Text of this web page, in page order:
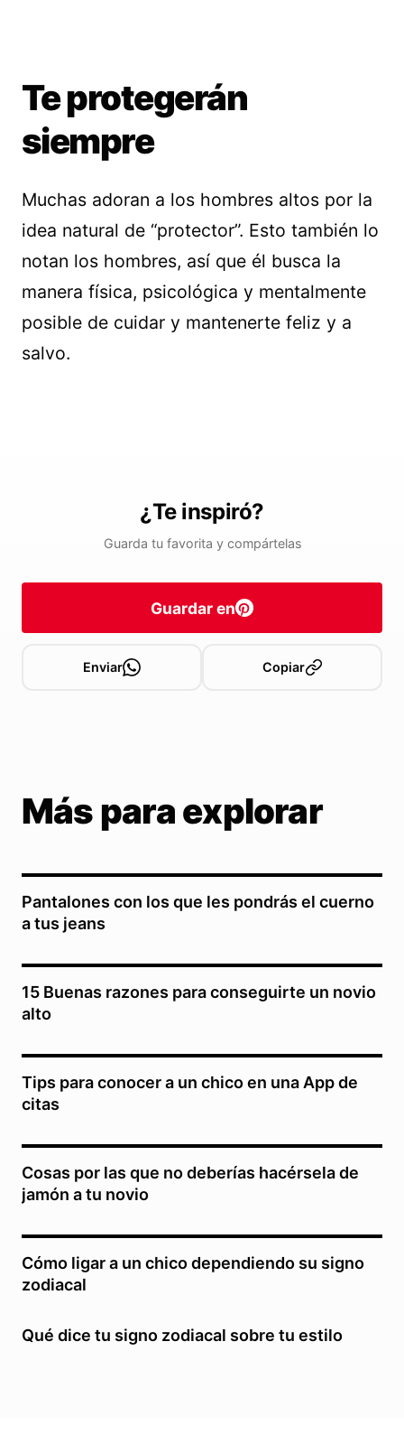
Te protegerán
siempre
Muchas adoran a los hombres altos por la
idea natural de “protector”. Esto también lo
notan los hombres, así que él busca la
manera física, psicológica y mentalmente
posible de cuidar y mantenerte feliz y a
salvo.
¿Te inspiró?
Guarda tu favorita y compártelas
Guardar en
Enviar Copiar
Más para explorar
Pantalones con los que les pondrás el cuerno
a tus jeans
15 Buenas razones para conseguirte un novio
alto
Tips para conocer a un chico en una App de
citas
Cosas por las que no deberías hacérsela de
jamón a tu novio
Cómo ligar a un chico dependiendo su signo
zodiacal
Qué dice tu signo zodiacal sobre tu estilo